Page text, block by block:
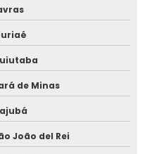
rolante
de Minas
João del Rei